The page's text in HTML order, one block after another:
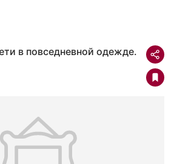
в повседневной одежде.